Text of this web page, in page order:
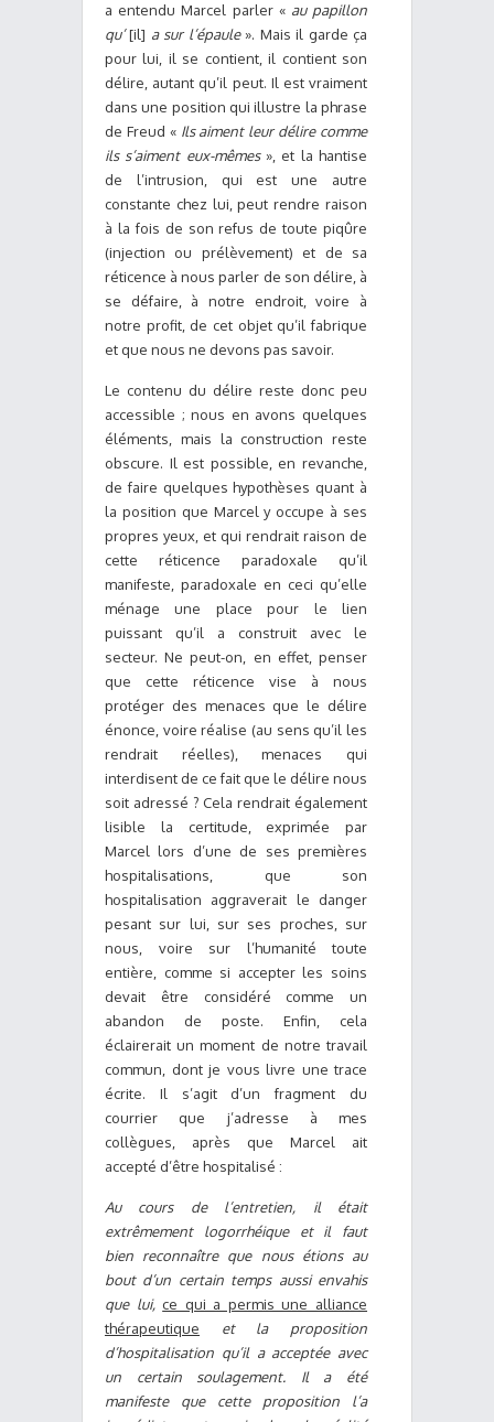
a entendu Marcel parler « au papillon
qu’[il] a sur l’épaule». Mais il garde ça
pour lui, il se contient, il contient son
délire, autant qu’il peut. Il est vraiment
dans une position qui illustre la phrase
de Freud « Ils aiment leur délire comme
ils s’aiment eux-mêmes », et la hantise
de l’intrusion, qui est une autre
constante chez lui, peut rendre raison
à la fois de son refus de toute piqûre
(injection ou prélèvement) et de sa
réticence à nous parler de son délire, à
se défaire, à notre endroit, voire à
notre profit, de cet objet qu’il fabrique
et que nous ne devons pas savoir.
Le contenu du délire reste donc peu
accessible ; nous en avons quelques
éléments, mais la construction reste
obscure. Il est possible, en revanche,
de faire quelques hypothèses quant à
la position que Marcel y occupe à ses
propres yeux, et qui rendrait raison de
cette réticence paradoxale qu’il
manifeste, paradoxale en ceci qu’elle
ménage une place pour le lien
puissant qu’il a construit avec le
secteur. Ne peut-on, en effet, penser
que cette réticence vise à nous
protéger des menaces que le délire
énonce, voire réalise (au sens qu’il les
rendrait réelles), menaces qui
interdisent de ce fait que le délire nous
soit adressé ? Cela rendrait également
lisible la certitude, exprimée par
Marcel lors d’une de ses premières
hospitalisations, que son
hospitalisation aggraverait le danger
pesant sur lui, sur ses proches, sur
nous, voire sur l’humanité toute
entière, comme si accepter les soins
devait être considéré comme un
abandon de poste. Enfin, cela
éclairerait un moment de notre travail
commun, dont je vous livre une trace
écrite. Il s’agit d’un fragment du
courrier que j’adresse à mes
collègues, après que Marcel ait
accepté d’être hospitalisé :
Au cours de l’entretien, il était
extrêmement logorrhéique et il faut
bien reconnaître que nous étions au
bout d’un certain temps aussi envahis
que lui, ce qui a permis une alliance
thérapeutique et la proposition
d’hospitalisation qu’il a acceptée avec
un certain soulagement. Il a été
manifeste que cette proposition l’a